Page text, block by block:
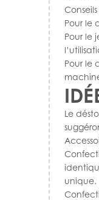
Pour le
Pour le
Pour le
Le
unique.